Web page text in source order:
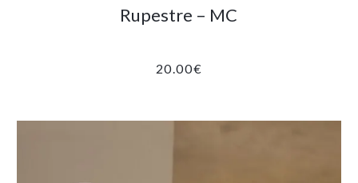
Rupestre – MC
20.00€